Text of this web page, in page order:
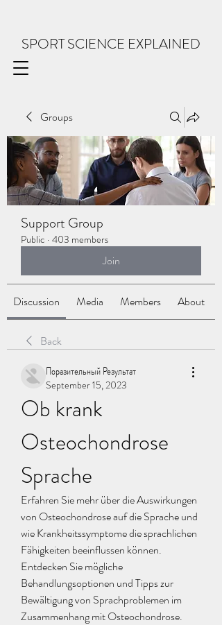
SPORT SCIENCE EXPLAINED
Groups
Support Group
Public · 403 members
Join
Discussion Media Members About
Back
Поразительный Результат
September 15, 2023
Ob krank
Osteochondrose
Sprache
Erfahren Sie mehr über die Auswirkungen
von Osteochondrose auf die Sprache und
wie Krankheitssymptome die sprachlichen
Fähigkeiten beeinflussen können.
Entdecken Sie mögliche
Behandlungsoptionen und Tipps zur
Bewältigung von Sprachproblemen im
Zusammenhang mit Osteochondrose.